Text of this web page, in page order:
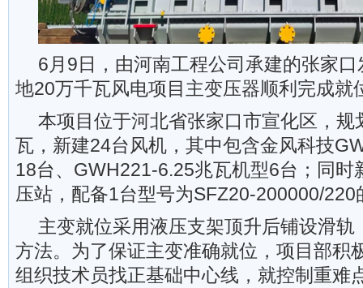
6月9日，由河南工程公司承建的张家
地20万千瓦风电项目主变压器顺利完成就
本项目位于河北省张家口市宣化区，规
瓦，新建24台风机，其中包含金风科技
18台、GWH221-6.25兆瓦机型6台；同时
压站，配备1台型号为SFZ20-200000/220
主变就位采用液压支架顶升后铺设滑轨
方法。为了保证主变准确就位，项目部积
组织技术员找正基础中心线，就控制重难